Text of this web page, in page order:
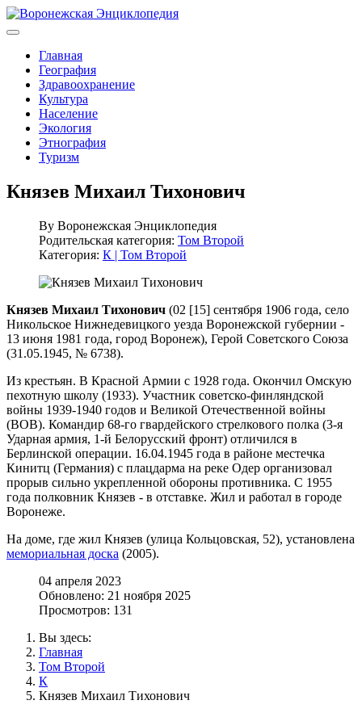
Главная
География
Здравоохранение
Культура
Население
Экология
Этнография
Туризм
Князев Михаил Тихонович
By Воронежская Энциклопедия
Родительская категория: Том Второй
Категория: К | Том Второй
Князев Михаил Тихонович (02 [15] сентября 1906 года, село
Никольское Нижнедевицкого уезда Воронежской губернии -
13 июня 1981 года, город Воронеж), Герой Советского Союза
(31.05.1945, № 6738).
Из крестьян. В Красной Армии с 1928 года. Окончил Омскую
пехотную школу (1933). Участник советско-финляндской
войны 1939-1940 годов и Великой Отечественной войны
(ВОВ). Командир 68-го гвардейского стрелкового полка (3-я
Ударная армия, 1-й Белорусский фронт) отличился в
Берлинской операции. 16.04.1945 года в районе местечка
Кинитц (Германия) с плацдарма на реке Одер организовал
прорыв сильно укрепленной обороны противника. С 1955
года полковник Князев - в отставке. Жил и работал в городе
Воронеже.
На доме, где жил Князев (улица Кольцовская, 52), установлена
мемориальная доска (2005).
04 апреля 2023
Обновлено: 21 ноября 2025
Просмотров: 131
Вы здесь:
Главная
Том Второй
К
Князев Михаил Тихонович